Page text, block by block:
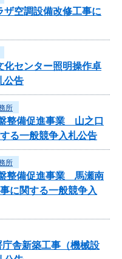
ザ空調設備改修工事に
化センター照明操作卓
公告
所
整備促進事業 山之口
る一般競争入札公告
所
整備促進事業 馬瀬南
に関する一般競争入
庁舎新築工事（機械設